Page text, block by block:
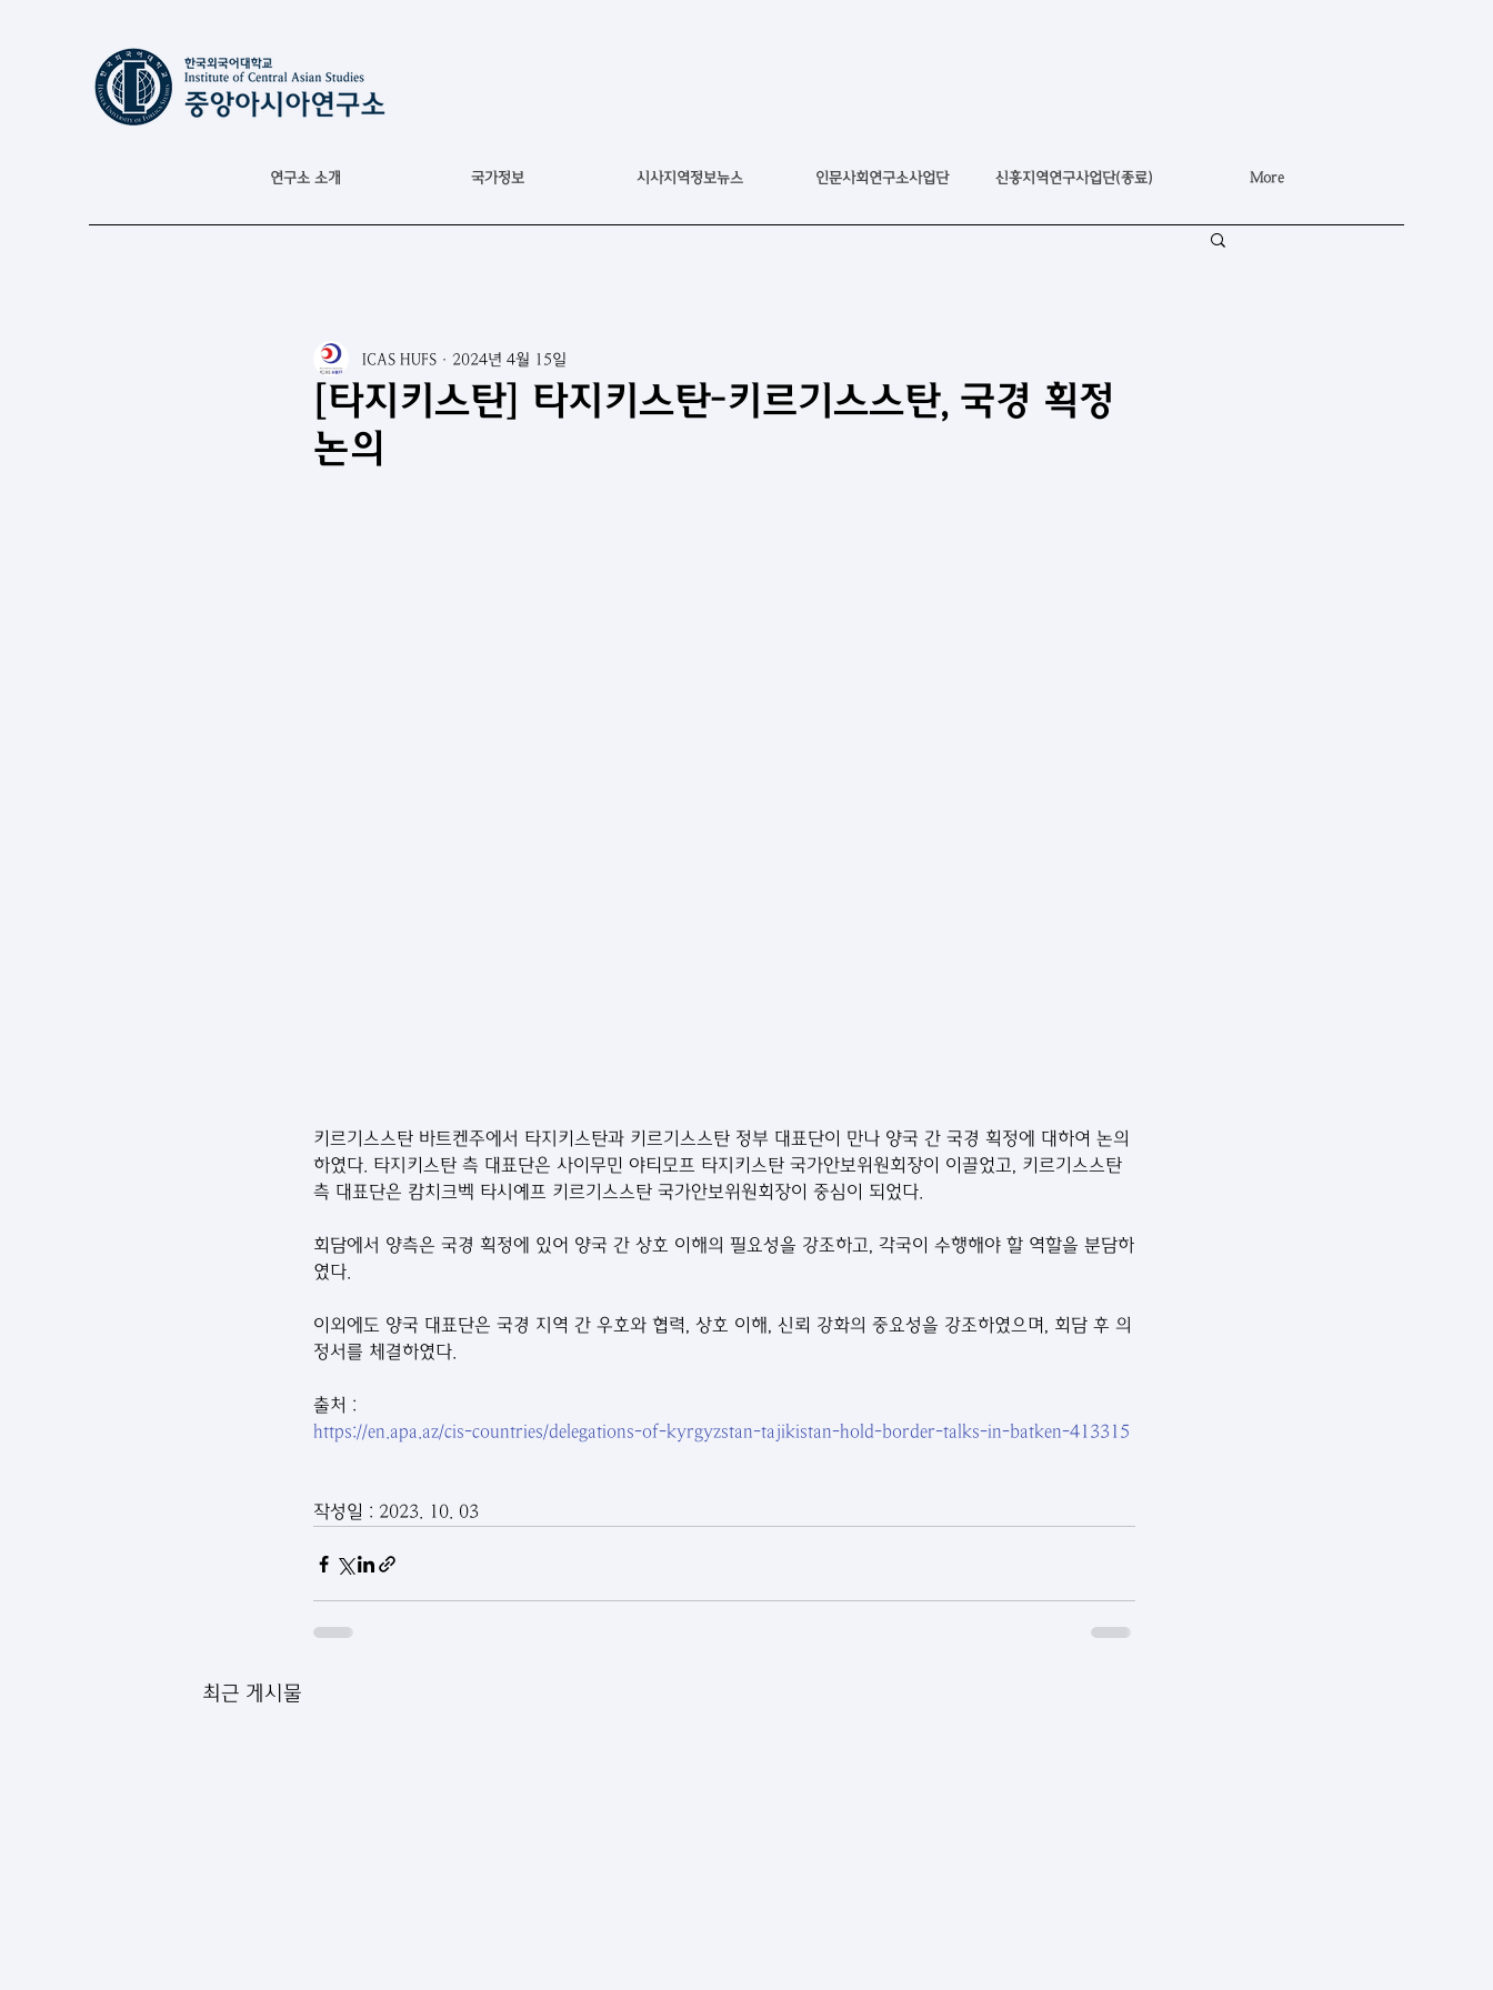
연구소 소개 국가정보 시사지역정보뉴스 인문사회연구소사업단 신흥지역연구사업단(종료) More
[타지키스탄] 타지키스탄-키르기스스탄, 국경 획정
논의
ICAS HUFS 2024년 4월 15일
키르기스스탄 바트켄주에서 타지키스탄과 키르기스스탄 정부 대표단이 만나 양국 간 국경 획정에 대하여 논의
하였다. 타지키스탄 측 대표단은 사이무민 야티모프 타지키스탄 국가안보위원회장이 이끌었고, 키르기스스탄
측 대표단은 캄치크벡 타시예프 키르기스스탄 국가안보위원회장이 중심이 되었다.
회담에서 양측은 국경 획정에 있어 양국 간 상호 이해의 필요성을 강조하고, 각국이 수행해야 할 역할을 분담하
였다.
이외에도 양국 대표단은 국경 지역 간 우호와 협력, 상호 이해, 신뢰 강화의 중요성을 강조하였으며, 회담 후 의
정서를 체결하였다.
출처 :
https://en.apa.az/cis-countries/delegations-of-kyrgyzstan-tajikistan-hold-border-talks-in-batken-413315
작성일 : 2023. 10. 03
최근 게시물